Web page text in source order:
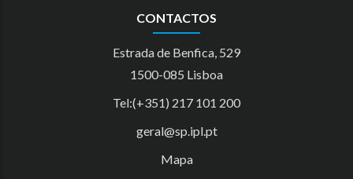
CONTACTOS
Estrada de Benfica, 529
1500-085 Lisboa
Tel:(+351) 217 101 200
geral@sp.ipl.pt
Mapa